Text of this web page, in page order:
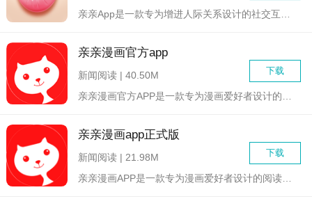
亲亲漫画官方app
下载
新闻阅读 | 40.50M
亲亲漫画app正式版
下载
新闻阅读 | 21.98M